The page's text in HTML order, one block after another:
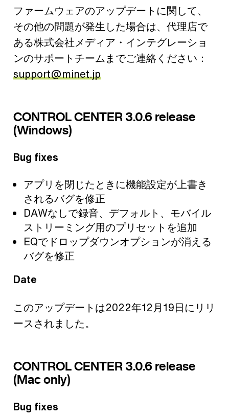
ファームウェアのアップデートに関して、
その他の問題が発生した場合は、代理店で
ある株式会社メディア・インテグレーショ
ンのサポートチームまでご連絡ください：
support@minet.jp
CONTROL CENTER 3.0.6 release
(Windows)
Bug fixes
アプリを閉じたときに機能設定が上書き
されるバグを修正
DAWなしで録音、デフォルト、モバイル
ストリーミング用のプリセットを追加
EQでドロップダウンオプションが消える
バグを修正
Date
このアップデートは2022年12月19日にリリ
ースされました。
CONTROL CENTER 3.0.6 release
(Mac only)
Bug fixes